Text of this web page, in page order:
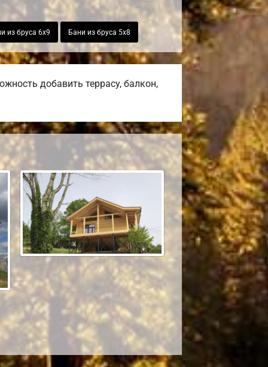
из бруса 6х9 Бани из бруса 5х8
добавить террасу, балкон,